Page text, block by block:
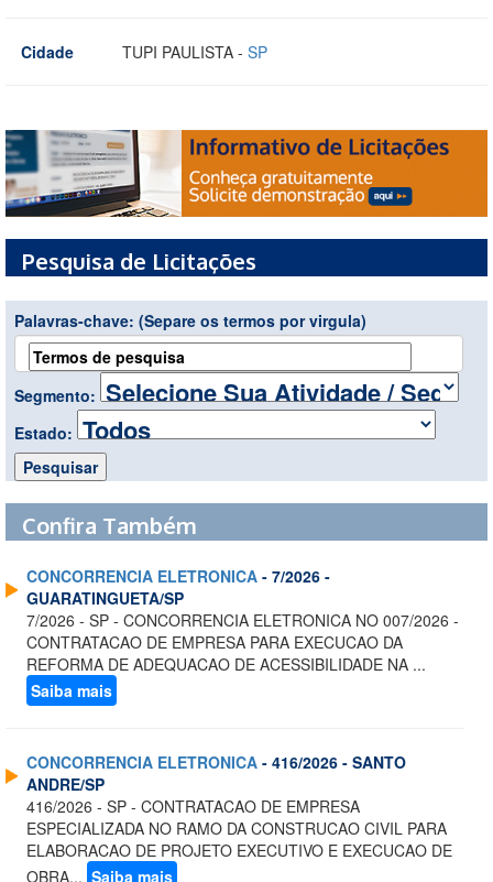
Cidade TUPI PAULISTA - SP
Pesquisa de Licitações
Palavras-chave: (Separe os termos por virgula)
Segmento:
Estado:
Confira Também
CONCORRENCIA ELETRONICA - 7/2026 -
GUARATINGUETA/SP
7/2026 - SP - CONCORRENCIA ELETRONICA NO 007/2026 -
CONTRATACAO DE EMPRESA PARA EXECUCAO DA
REFORMA DE ADEQUACAO DE ACESSIBILIDADE NA ...
Saiba mais
CONCORRENCIA ELETRONICA - 416/2026 - SANTO
ANDRE/SP
416/2026 - SP - CONTRATACAO DE EMPRESA
ESPECIALIZADA NO RAMO DA CONSTRUCAO CIVIL PARA
ELABORACAO DE PROJETO EXECUTIVO E EXECUCAO DE
OBRA... Saiba mais